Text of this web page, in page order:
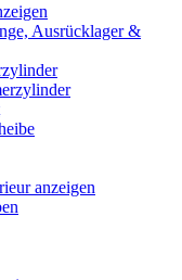
Ausrücklager &
anzeigen